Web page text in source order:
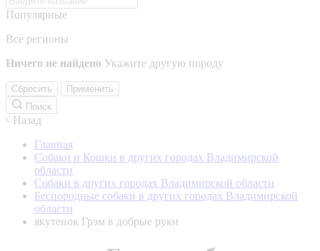
Популярные
Все регионы
Ничего не найдено Укажите другую породу
Сбросить
Применить
Поиск
Назад
Главная
Собаки и Кошки в других городах Владимирской
области
Собаки в других городах Владимирской области
Беспородные собаки в других городах Владимирской
области
якутенок Грэм в добрые руки